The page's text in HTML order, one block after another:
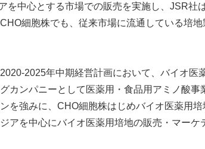
を中心とする市場での販売を実施し、 JSR社
CHO細胞株でも、従来市場に流通している培
2020-2025年中期経営計画において、バイオ医
カンパニーとして医薬用・食品用アミノ酸
を強みに、 CHO細胞株はじめバイオ医薬用
アを中心にバイオ医薬用培地の販売・マーケ